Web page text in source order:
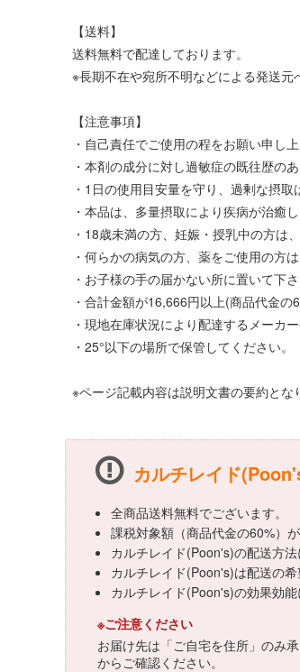
【送料】
送料無料で配達しております。
※長期不在や宛所不明などによる発送元
【注意事項】
・自己責任でご使用の程をお願い申し上
・本剤の成分に対し過敏症の既往歴の
・1日の使用目安量を守り、過剰な摂取
・本品は、多量摂取により疾病が治癒
・18歳未満の方、妊娠・授乳中の方は
・何らかの病気の方、薬をご使用の方
・お子様の手の届かない所に置いて下さ
・合計金額が16,666円以上(商品代金
・現地在庫状況により配達するメーカ
・25°以下の場所で保管してください。
※ページ記載内容は説明文書の要約とな
カルチレイド
全商品送料無料でございます。
課税対象額（商品代金の60%）
カルチレイド(Poon's)の配送方
カルチレイド(Poon's)は配送の希
カルチレイド(Poon's)の効果効
※ご注意ください
お届け先は「ご自宅を住所」のみ
からご確認ください。